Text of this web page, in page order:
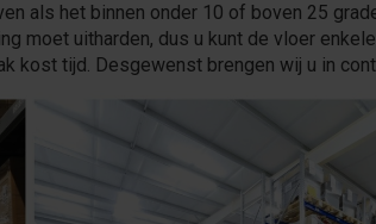
als het binnen onder 10 of boven 25
moet uitharden, dus u kunt de vloer
kost tijd. Desgewenst brengen wij u in